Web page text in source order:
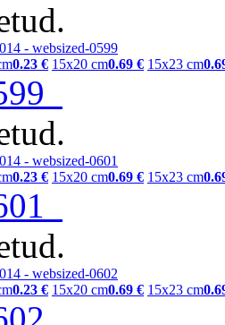
0.23 € 15x20 cm0.69 € 15x23 cm
0.23 € 15x20 cm0.69 € 15x23 cm
0.23 € 15x20 cm0.69 € 15x23 cm